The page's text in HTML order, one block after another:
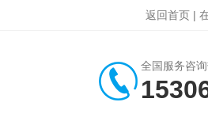
返回首页 |
全国服务咨